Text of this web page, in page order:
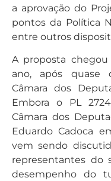
a aprovação do
pontos da Política
entre outros
A proposta
ano, após quase
Câmara dos
Embora o PL
Câmara dos
Eduardo Cadoca
vem sendo
representantes do
desempenho do